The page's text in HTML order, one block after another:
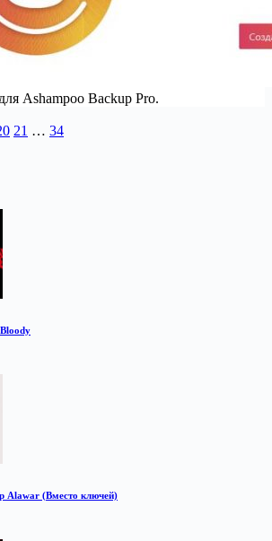
Ashampoo Backup Pro.
21 … 34
Alawar (Вместо ключей)